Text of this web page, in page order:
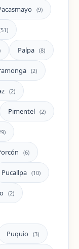
(9)
Palpa (8)
(2)
(2)
Pimentel (2)
(6)
Pucallpa (10)
(2)
Puquio (3)